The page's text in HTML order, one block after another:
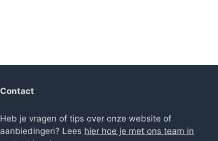
Contact
Heb je vragen of tips over onze website of
aanbiedingen? Lees hier hoe je met ons team in